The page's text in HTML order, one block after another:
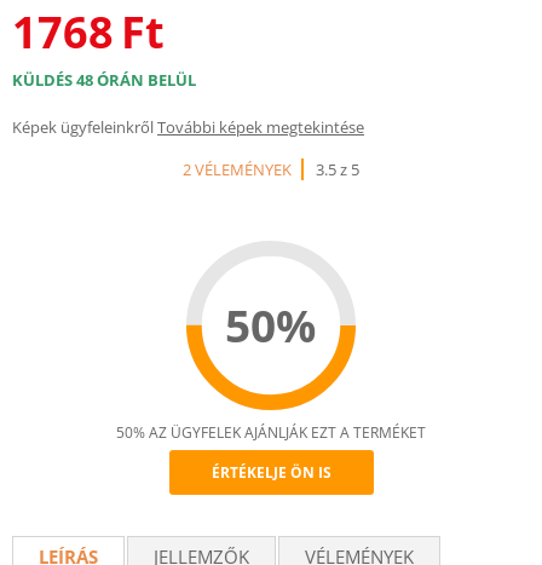
1768 Ft
KÜLDÉS 48 ÓRÁN BELÜL
Képek ügyfeleinkrőlTovábbi képek megtekintése
2 VÉLEMÉNYEK
3.5 z 5
50%
Recommend
50% AZ ÜGYFELEK AJÁNLJÁK EZT A TERMÉKET
ÉRTÉKELJE ÖN IS
LEÍRÁS JELLEMZŐK
VÉLEMÉNYEK